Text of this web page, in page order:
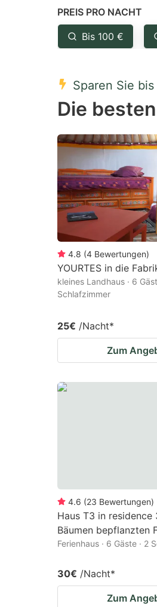
question
mark
key
get
the
shortcuts
for
changing
dates.
PREIS PRO NACHT
Bis 100 €
Sparen Sie
Die
4.8 (4 Bewertungen)
YOURTES in die
kleines Landhaus · 6
Schlafzimmer
25€ /Nacht*
Zum
4.6 (23 Bewertungen)
Haus T3 in
Bäumen bepflanzten
Ferienhaus · 6 Gäste · 2
30€ /Nacht*
Zum